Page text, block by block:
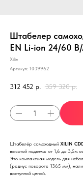
Штабелер
EN Li-ion 24/60
Xilin
Артикул: 1039962
312 452 р. 359 320 р.
Штабелёр самоходный XILIN
высотой подъема от 1,6 до 3,5м
Это компактная модель для
(радиус поворота 1365 мм),
доступной ценой.